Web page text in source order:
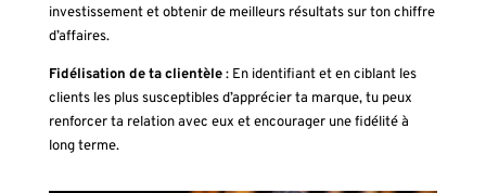
investissement et obtenir de meilleurs résultats sur ton chiffre
d’affaires.
Fidélisation de ta clientèle: En identifiant et en ciblant les
clients les plus susceptibles d’apprécier ta marque, tu peux
renforcer ta relation avec eux et encourager une fidélité à
long terme.